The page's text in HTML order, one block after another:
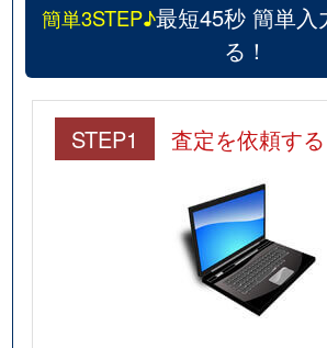
簡単3STEP♪最短45秒 簡単入
る！
STEP1 査定を依頼する